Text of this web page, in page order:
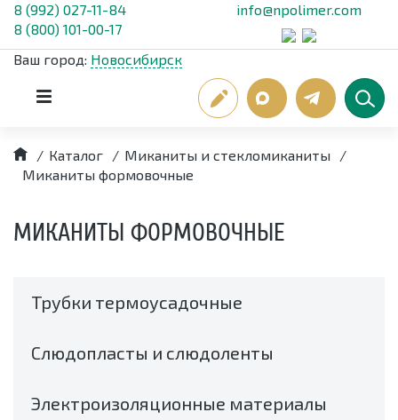
8 (992) 027-11-84
8 (800) 101-00-17
info@npolimer.com
Ваш город: Новосибирск
/ Каталог / Миканиты и стекломиканиты
/
Миканиты формовочные
МИКАНИТЫ ФОРМОВОЧНЫЕ
Трубки термоусадочные
Слюдопласты и слюдоленты
Электроизоляционные материалы